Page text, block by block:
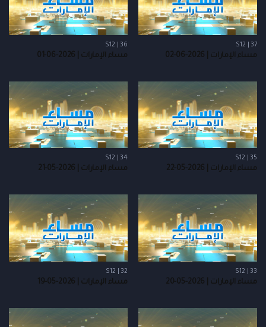
S12 | 37
مساء الإمارات | 2026-06-02
S12 | 36
مساء الإمارات | 2026-06-01
S12 | 35
مساء الإمارات | 2026-05-22
S12 | 34
مساء الإمارات | 2026-05-21
S12 | 33
مساء الإمارات | 2026-05-20
S12 | 32
مساء الإمارات | 2026-05-19